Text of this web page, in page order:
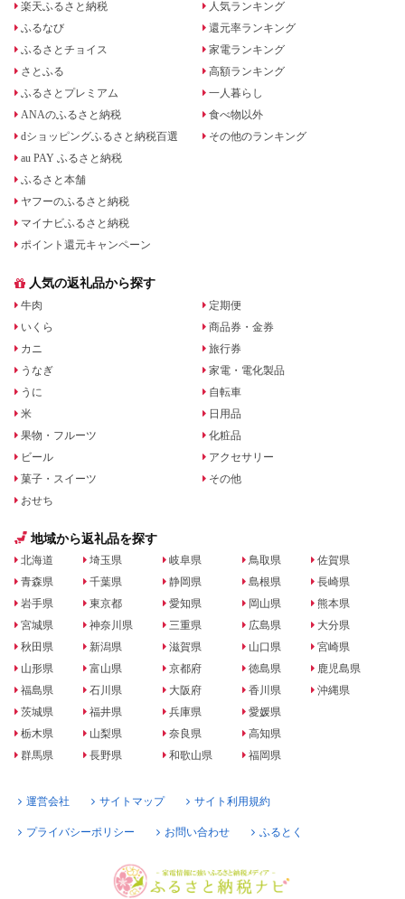
楽天ふるさと納税
ふるなび
ふるさとチョイス
さとふる
ふるさとプレミアム
ANAのふるさと納税
dショッピングふるさと納税百選
au PAY ふるさと納税
ふるさと本舗
ヤフーのふるさと納税
マイナビふるさと納税
ポイント還元キャンペーン
人気ランキング
還元率ランキング
家電ランキング
高額ランキング
一人暮らし
食べ物以外
その他のランキング
人気の返礼品から探す
牛肉
いくら
カニ
うなぎ
うに
米
果物・フルーツ
ビール
菓子・スイーツ
おせち
定期便
商品券・金券
旅行券
家電・電化製品
自転車
日用品
化粧品
アクセサリー
その他
地域から返礼品を探す
北海道
青森県
岩手県
宮城県
秋田県
山形県
福島県
茨城県
栃木県
群馬県
埼玉県
千葉県
東京都
神奈川県
新潟県
富山県
石川県
福井県
山梨県
長野県
岐阜県
静岡県
愛知県
三重県
滋賀県
京都府
大阪府
兵庫県
奈良県
和歌山県
鳥取県
島根県
岡山県
広島県
山口県
徳島県
香川県
愛媛県
高知県
福岡県
佐賀県
長崎県
熊本県
大分県
宮崎県
鹿児島県
沖縄県
運営会社 サイトマップ サイト利用規約
プライバシーポリシー お問い合わせ ふるとく